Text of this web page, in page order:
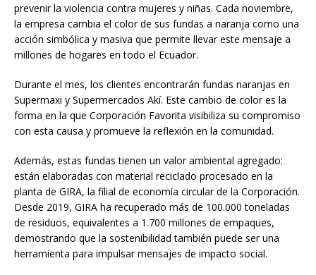
prevenir la violencia contra mujeres y niñas. Cada noviembre,
la empresa cambia el color de sus fundas a naranja como una
acción simbólica y masiva que permite llevar este mensaje a
millones de hogares en todo el Ecuador.
Durante el mes, los clientes encontrarán fundas naranjas en
Supermaxi y Supermercados Akí. Este cambio de color es la
forma en la que Corporación Favorita visibiliza su compromiso
con esta causa y promueve la reflexión en la comunidad.
Además, estas fundas tienen un valor ambiental agregado:
están elaboradas con material reciclado procesado en la
planta de GIRA, la filial de economía circular de la Corporación.
Desde 2019, GIRA ha recuperado más de 100.000 toneladas
de residuos, equivalentes a 1.700 millones de empaques,
demostrando que la sostenibilidad también puede ser una
herramienta para impulsar mensajes de impacto social.